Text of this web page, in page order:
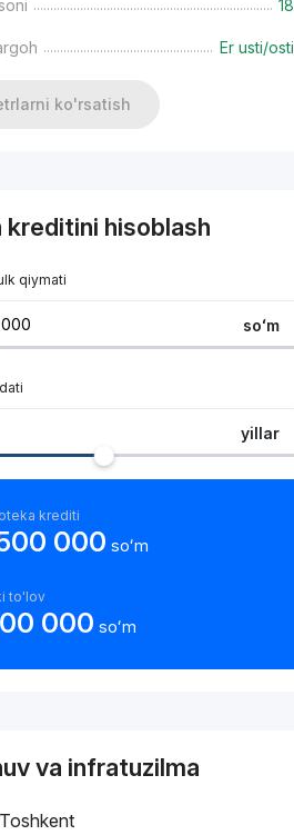
18
Er usti/osti
ko'rsatish
kreditini hisoblash
qiymati
soʻm
yillar
krediti
000 soʻm
to'lov
000 soʻm
va infratuzilma
Toshkent